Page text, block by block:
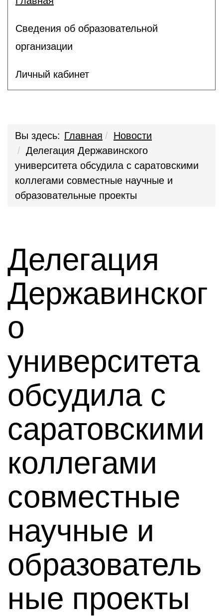
Сведения об образовательной
организации
Личный кабинет
Вы здесь: Главная
Новости
Делегация Державинского
университета обсудила с саратовскими
коллегами совместные научные и
образовательные проекты
Делегация
Державинског
о
университета
обсудила с
саратовскими
коллегами
совместные
научные и
образователь
ные проекты